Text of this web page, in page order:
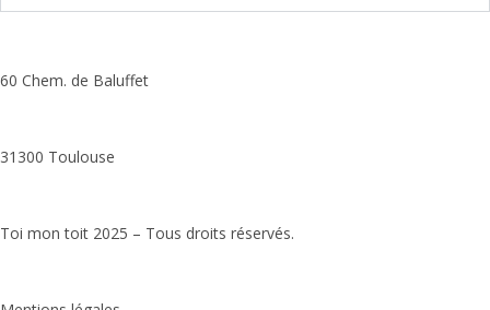
60 Chem. de Baluffet
31300 Toulouse
Toi mon toit 2025 – Tous droits réservés.